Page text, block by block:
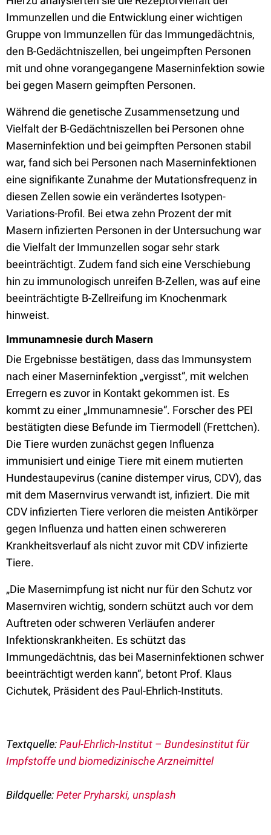
Immunzellen und die Entwicklung einer wichtigen
Gruppe von Immunzellen für das Immungedächtnis,
den B-Gedächtniszellen, bei ungeimpften Personen
mit und ohne vorangegangene Maserninfektion sowie
bei gegen Masern geimpften Personen.
Während die genetische Zusammensetzung und
Vielfalt der B-Gedächtniszellen bei Personen ohne
Maserninfektion und bei geimpften Personen stabil
war, fand sich bei Personen nach Maserninfektionen
eine signifikante Zunahme der Mutationsfrequenz in
diesen Zellen sowie ein verändertes Isotypen-
Variations-Profil. Bei etwa zehn Prozent der mit
Masern infizierten Personen in der Untersuchung war
die Vielfalt der Immunzellen sogar sehr stark
beeinträchtigt. Zudem fand sich eine Verschiebung
hin zu immunologisch unreifen B-Zellen, was auf eine
beeinträchtigte B-Zellreifung im Knochenmark
hinweist.
Immunamnesie durch Masern
Die Ergebnisse bestätigen, dass das Immunsystem
nach einer Maserninfektion „vergisst“, mit welchen
Erregern es zuvor in Kontakt gekommen ist. Es
kommt zu einer „Immunamnesie“. Forscher des PEI
bestätigten diese Befunde im Tiermodell (Frettchen).
Die Tiere wurden zunächst gegen Influenza
immunisiert und einige Tiere mit einem mutierten
Hundestaupevirus (canine distemper virus, CDV), das
mit dem Masernvirus verwandt ist, infiziert. Die mit
CDV infizierten Tiere verloren die meisten Antikörper
gegen Influenza und hatten einen schwereren
Krankheitsverlauf als nicht zuvor mit CDV infizierte
Tiere.
„Die Masernimpfung ist nicht nur für den Schutz vor
Masernviren wichtig, sondern schützt auch vor dem
Auftreten oder schweren Verläufen anderer
Infektions­krankheiten. Es schützt das
Immungedächtnis, das bei Maserninfektionen schwer
beeinträchtigt werden kann“, betont Prof. Klaus
Cichutek, Präsident des Paul-Ehrlich-Instituts.
Textquelle:Paul-Ehrlich-Institut – Bundesinstitut für
Impfstoffe und biomedizinische Arzneimittel
Bildquelle:Peter Pryharski, unsplash